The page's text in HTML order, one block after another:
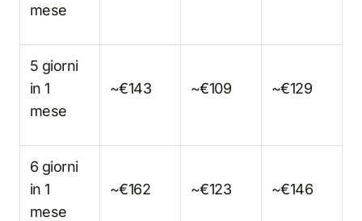
mese
5 giorni
in 1
mese
~€143 ~€109 ~€129
6 giorni
in 1
mese
~€162 ~€123 ~€146